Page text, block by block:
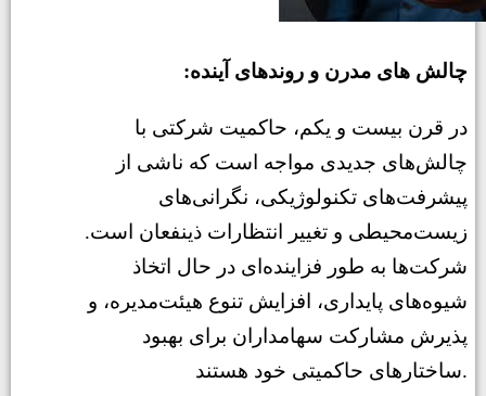
:چالش های مدرن و روندهای آینده
در قرن بیست و یکم، حاکمیت شرکتی با
چالش‌های جدیدی مواجه است که ناشی از
پیشرفت‌های تکنولوژیکی، نگرانی‌های
زیست‌محیطی و تغییر انتظارات ذینفعان است.
شرکت‌ها به طور فزاینده‌ای در حال اتخاذ
شیوه‌های پایداری، افزایش تنوع هیئت‌مدیره، و
پذیرش مشارکت سهامداران برای بهبود
ساختارهای حاکمیتی خود هستند.